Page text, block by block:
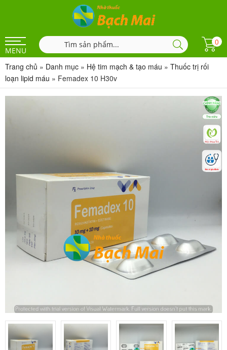
MENU
0
Trang chủ » Danh mục » Hệ tim mạch & tạo máu » Thuốc trị rối
loạn lipid máu » Femadex 10 H30v